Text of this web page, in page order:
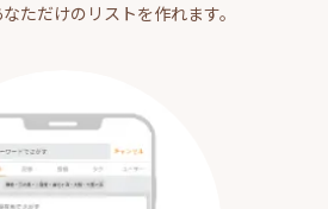
ただけのリストを作れます。